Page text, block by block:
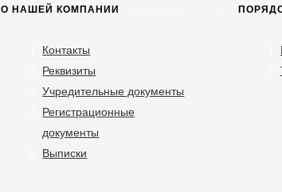
О НАШЕЙ КОМПАНИИ
Контакты
Реквизиты
Учредительные документы
Регистрационные
документы
Выписки